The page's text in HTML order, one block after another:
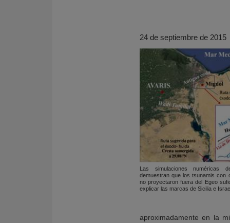
24 de septiembre de 2015
Las simulaciones numéricas
demuestran que los tsunamis con
no proyectaron fuera del Egeo
explicar las marcas de Sicilia e
aproximadamente en la